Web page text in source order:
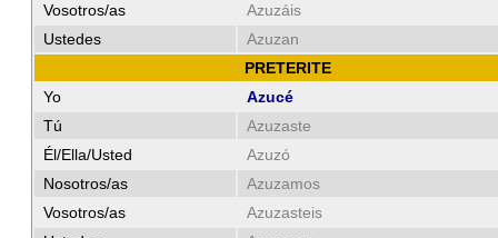
Vosotros/as
Azuzáis
Ustedes
Azuzan
PRETERITE
Yo
Azucé
Tú
Azuzaste
Él/Ella/Usted
Azuzó
Nosotros/as
Azuzamos
Vosotros/as
Azuzasteis